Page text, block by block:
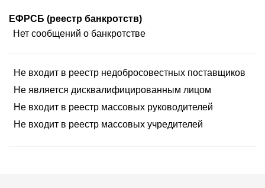
ЕФРСБ (реестр банкротств)
Нет сообщений о банкротстве
Не входит в реестр недобросовестных поставщиков
Не является дисквалифицированным лицом
Не входит в реестр массовых руководителей
Не входит в реестр массовых учредителей